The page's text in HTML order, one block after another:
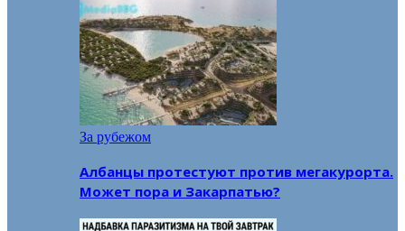
За рубежом
Албанцы протестуют против мегакурорта.
Может пора и Закарпатью?